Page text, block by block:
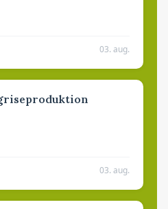
03. aug.
03. aug.